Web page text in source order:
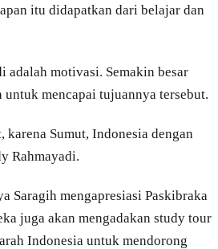
itu didapatkan dari belajar dan
adalah motivasi. Semakin besar
mencapai tujuannya tersebut.
Sumut, Indonesia dengan
Rahmayadi.
Saragih mengapresiasi Paskibraka
juga akan mengadakan study tour
Indonesia untuk mendorong